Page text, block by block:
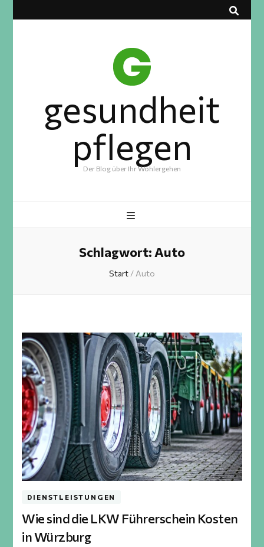
gesundheit
pflegen
Der Blog über Ihr Wohlergehen
Schlagwort: Auto
Start / Auto
DIENSTLEISTUNGEN
Wie sind die LKW Führerschein Kosten
in Würzburg